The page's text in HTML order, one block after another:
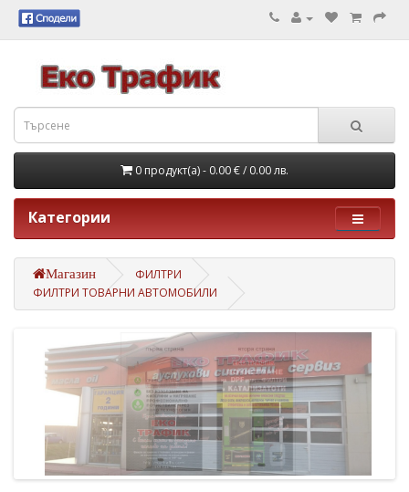
0 продукт(а) - 0.00 €/ 0.00 лв.
Категории
Магазин
ФИЛТРИ
ФИЛТРИ ТОВАРНИ АВТОМОБИЛИ